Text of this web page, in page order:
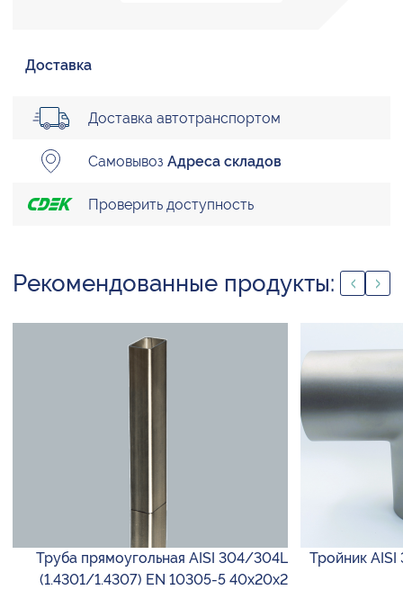
Доставка
Доставка автотранспортом
Самовывоз Адреса складов
Проверить доступность
Рекомендованные продукты:
Труба прямоугольная AISI 304/304L
(1.4301/1.4307) EN 10305-5 40х20х2
Тройник